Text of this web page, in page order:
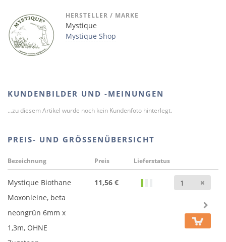
HERSTELLER / MARKE
Mystique
Mystique Shop
KUNDENBILDER UND -MEINUNGEN
...zu diesem Artikel wurde noch kein Kundenfoto hinterlegt.
PREIS- UND GRÖSSENÜBERSICHT
Bezeichnung Preis Lieferstatus
Mystique Biothane
Moxonleine, beta
neongrün 6mm x
1,3m, OHNE
11,56 €